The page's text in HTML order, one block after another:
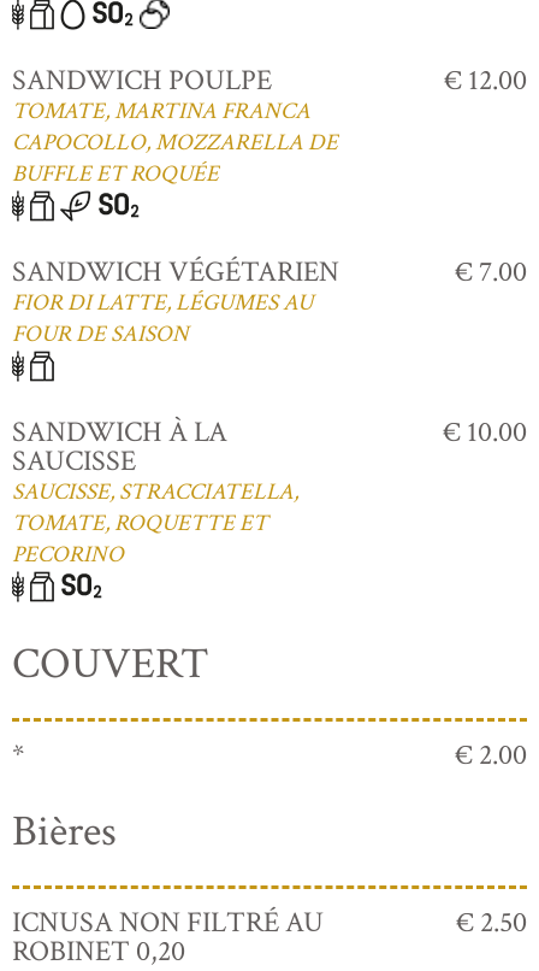
SANDWICH POULPE
TOMATE, MARTINA FRANCA
CAPOCOLLO, MOZZARELLA DE
BUFFLE ET ROQUÉE
€ 12.00
SANDWICH VÉGÉTARIEN
FIOR DI LATTE, LÉGUMES AU
FOUR DE SAISON
€ 7.00
SANDWICH À LA
SAUCISSE
SAUCISSE, STRACCIATELLA,
TOMATE, ROQUETTE ET
PECORINO
€ 10.00
COUVERT
* € 2.00
Bières
ICNUSA NON FILTRÉ AU
ROBINET 0,20
€ 2.50